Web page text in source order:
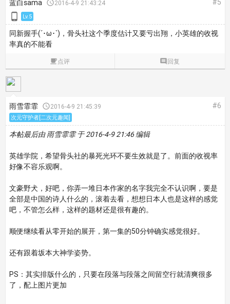
蓝白sama 2016-4-9 21:43:24 #5
 Lv.5
同新握手(´･ω･`)，骨头社这个季度估计又要亏出翔，小英雄的收视
率真的不能看
点评  回复
雨雪霏霏 2016-4-9 21:45:39 #6
次元守护者[二次元趣闻]
本帖最后由 雨雪霏霏 于 2016-4-9 21:46 编辑
英雄学院，希望骨头社的暴死光环不要生效就是了。前面的收视率
好像不容乐观啊。
文豪野犬，好吧，你弄一堆日本作家的名字我完全不认识啊，要是
全部是中国的诗人什么的，滚着去看，想想日本人也是这样的感觉
吧，不管怎么样，这样的题材还是很有趣的。
顺便继续看从零开始的展开，第一集的50分钟确实感觉很好。
还有跟着坂本大神学姿势。
PS：其实排版什么的，只要在段落与段落之间留空行就清爽很多
了，配上图片更加